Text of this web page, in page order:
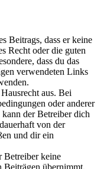
Beitrags, dass er keine
Recht oder die guten
dass du das
verwendeten Links
aus. Bei
oder anderer
der Betreiber dich
von der
und dir ein
Betreiber keine